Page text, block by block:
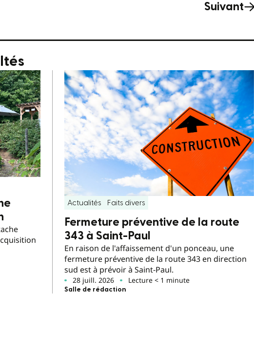
Suivant
Actualités Faits divers
Fermeture préventive de la route
343 à Saint-Paul
En raison de l'affaissement d'un ponceau, une
fermeture préventive de la route 343 en direction
sud est à prévoir à Saint-Paul.
28 juill. 2026 Lecture < 1 minute
Salle de rédaction